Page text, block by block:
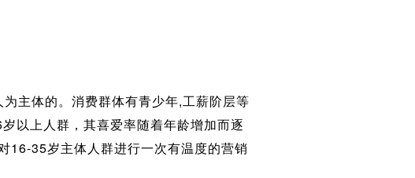
主体的。消费群体有青少年,工薪阶层等
以上人群，其喜爱率随着年龄增加而逐
16-35岁主体人群进行一次有温度的营销